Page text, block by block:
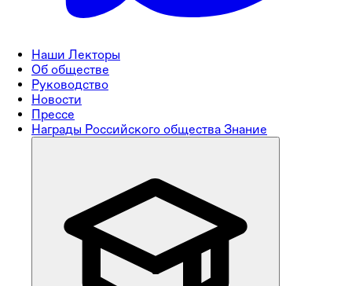
Наши Лекторы
Об обществе
Руководство
Новости
Прессе
Награды Российского общества Знание